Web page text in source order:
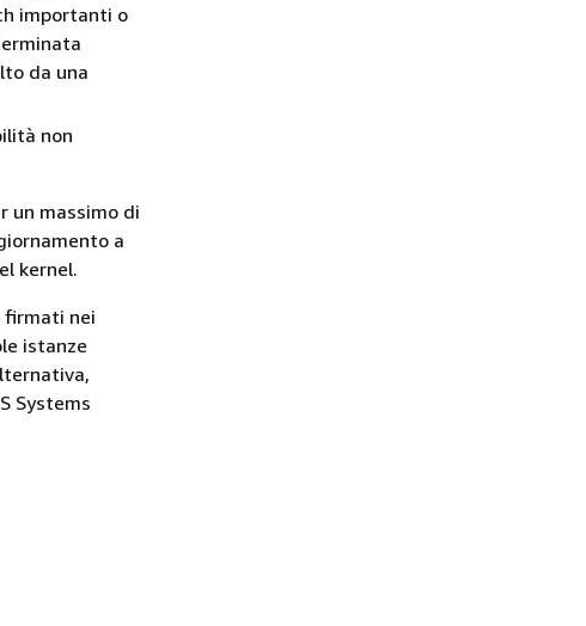
importanti o
da una
non
un massimo di
a
kernel.
firmati nei
istanze
Systems